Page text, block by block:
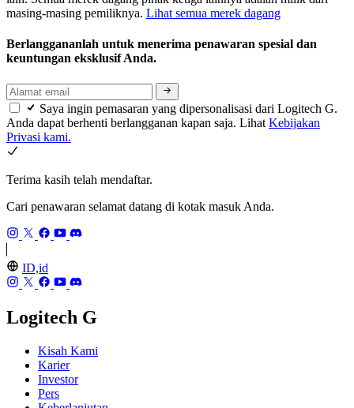
masing-masing pemiliknya. Lihat semua merek dagang
Berlanggananlah untuk menerima penawaran spesial dan
keuntungan eksklusif Anda.
Saya ingin pemasaran yang dipersonalisasi dari Logitech G.
Anda dapat berhenti berlangganan kapan saja. Lihat Kebijakan
Privasi kami.
Terima kasih telah mendaftar.
Cari penawaran selamat datang di kotak masuk Anda.
ID,id
Logitech G
Kisah Kami
Karier
Investor
Pers